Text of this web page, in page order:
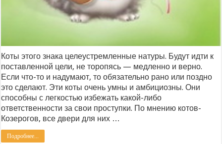
Коты этого знака целеустремленные натуры. Будут идти к
поставленной цели, не торопясь — медленно и верно.
Если что-то и надумают, то обязательно рано или поздно
это сделают. Эти коты очень умны и амбициозны. Они
способны с легкостью избежать какой-либо
ответственности за свои проступки. По мнению котов-
Козерогов, все двери для них …
Подробнее...